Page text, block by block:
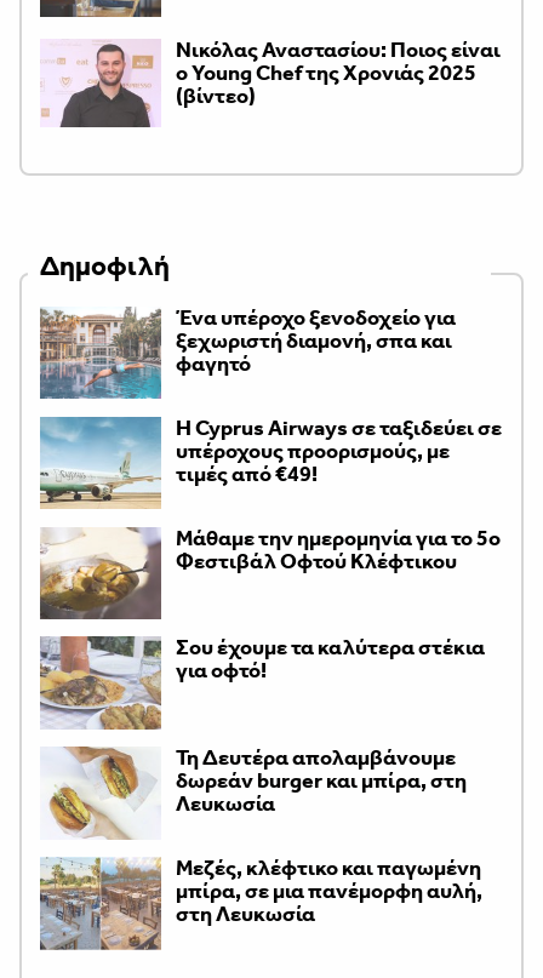
Νικόλας Αναστασίου: Ποιος είναι
ο Young Chef της Χρονιάς 2025
(βίντεο)
Δημοφιλή
Ένα υπέροχο ξενοδοχείο για
ξεχωριστή διαμονή, σπα και
φαγητό
H Cyprus Airways σε ταξιδεύει σε
υπέροχους προορισμούς, με
τιμές από €49!
Μάθαμε την ημερομηνία για το 5ο
Φεστιβάλ Οφτού Κλέφτικου
Σου έχουμε τα καλύτερα στέκια
για οφτό!
Τη Δευτέρα απολαμβάνουμε
δωρεάν burger και μπίρα, στη
Λευκωσία
Μεζές, κλέφτικο και παγωμένη
μπίρα, σε μια πανέμορφη αυλή,
στη Λευκωσία